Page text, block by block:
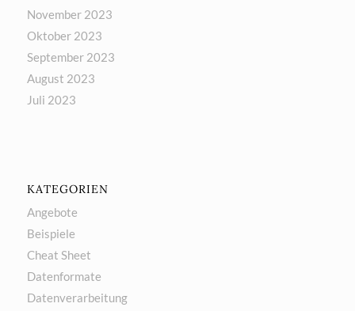
November 2023
Oktober 2023
September 2023
August 2023
Juli 2023
KATEGORIEN
Angebote
Beispiele
Cheat Sheet
Datenformate
Datenverarbeitung